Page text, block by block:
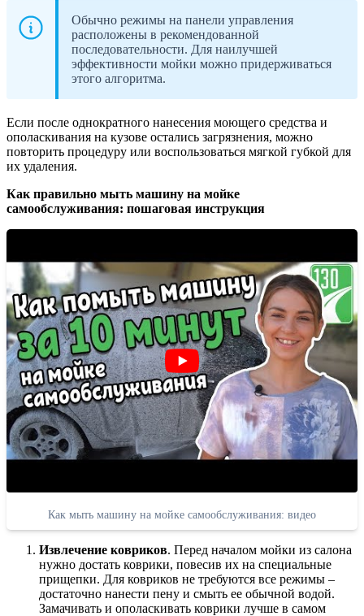
Обычно режимы на панели управления
расположены в рекомендованной
последовательности. Для наилучшей
эффективности мойки можно придерживаться
этого алгоритма.
Если после однократного нанесения моющего средства и
ополаскивания на кузове остались загрязнения, можно
повторить процедуру или воспользоваться мягкой губкой для
их удаления.
Как правильно мыть машину на мойке
самообслуживания: пошаговая инструкция
Как мыть машину на мойке самообслуживания: видео
Извлечение ковриков. Перед началом мойки из салона
нужно достать коврики, повесив их на специальные
прищепки. Для ковриков не требуются все режимы –
достаточно нанести пену и смыть ее обычной водой.
Замачивать и ополаскивать коврики лучше в самом